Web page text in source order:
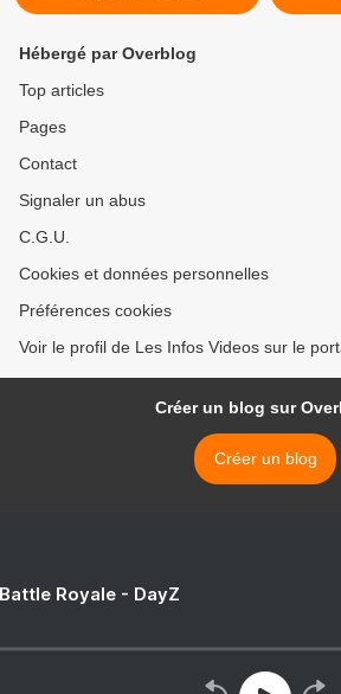
Hébergé par Overblog
Top articles
Pages
Contact
Signaler un abus
C.G.U.
Cookies et données personnelles
Préférences cookies
Voir le profil de Les Infos Videos sur le
Créer un blog sur
Créer un blog
Royale - DayZ